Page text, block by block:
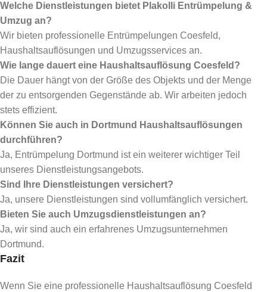
Welche Dienstleistungen bietet Plakolli Entrümpelung &
Umzug an?
Wir bieten professionelle Entrümpelungen Coesfeld,
Haushaltsauflösungen und Umzugsservices an.
Wie lange dauert eine Haushaltsauflösung Coesfeld?
Die Dauer hängt von der Größe des Objekts und der Menge
der zu entsorgenden Gegenstände ab. Wir arbeiten jedoch
stets effizient.
Können Sie auch in Dortmund Haushaltsauflösungen
durchführen?
Ja, Entrümpelung Dortmund ist ein weiterer wichtiger Teil
unseres Dienstleistungsangebots.
Sind Ihre Dienstleistungen versichert?
Ja, unsere Dienstleistungen sind vollumfänglich versichert.
Bieten Sie auch Umzugsdienstleistungen an?
Ja, wir sind auch ein erfahrenes Umzugsunternehmen
Dortmund.
Fazit
Wenn Sie eine professionelle Haushaltsauflösung Coesfeld